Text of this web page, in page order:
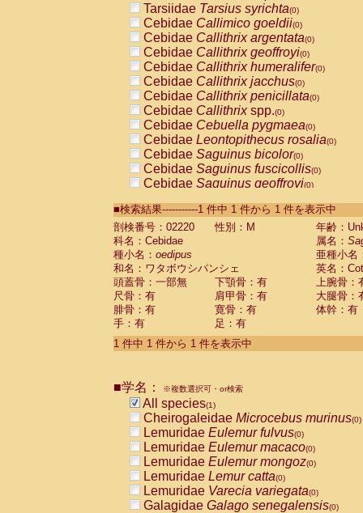
Tarsiidae Tarsius syrichta(0)
Cebidae Callimico goeldii(0)
Cebidae Callithrix argentata(0)
Cebidae Callithrix geoffroyi(0)
Cebidae Callithrix humeralifer(0)
Cebidae Callithrix jacchus(0)
Cebidae Callithrix penicillata(0)
Cebidae Callithrixspp.(0)
Cebidae Cebuella pygmaea(0)
Cebidae Leontopithecus rosalia(0)
Cebidae Saguinus bicolor(0)
Cebidae Saguinus fuscicollis(0)
Cebidae Saguinus geoffroyi(0)
CebidaeSaguinus labiatus(0)
Cebidae Saguinus leucopus (0)
Cebidae
Cebidae
CebidaeSaguinus nigricollis (0)
Cebidae Saguinus oedipus
Cebidae Saguinus weddelli
Cebidae Saguinusspp.
Cebidae Aotus trivirgatus
Cebidae Cebus albifrons
CebidaeCebus nigrivittatus
CebidaeCebus
CebidaeSaimiri boliviensis(0)
CebidaeSaimiri sciureus(0)
AtelidaeAlouatta caraya(0)
AtelidaeAlouatta fusca(0)
AtelidaeAlouatta seniculus
AtelidaeAlouattaspp.(0)
AtelidaeAteles belzebuth(0)
■検索結果-----------1 件中 1 件から 1 件を表示中
剖検番号：02220
性別：M
年齢：
科名：Cebidae
属名：
種小名： oedipus
亜種小名
和名：ワタボウシパンシェ
英名：
頭蓋骨：一部無
下顎骨：有
上腕骨：
尺骨：有
肩甲骨：有
大腿骨：
腓骨：有
寛骨：有
体幹：有
手：有
足：有
1 件中 1 件から 1 件を表示中
■学名： ※複数選択可・or検索
All species(1)
Cheirogaleidae Microcebus murinus(0)
Lemuridae Eulemur fulvus(0)
Lemuridae Eulemur macaco(0)
Lemuridae Eulemur mongoz(0)
Lemuridae Lemur catta(0)
Lemuridae Varecia variegata(0)
Galagidae Galago senegalensis(0)